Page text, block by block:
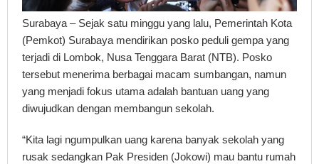
Surabaya – Sejak satu minggu yang lalu, Pemerintah Kota
(Pemkot) Surabaya mendirikan posko peduli gempa yang
terjadi di Lombok, Nusa Tenggara Barat (NTB). Posko
tersebut menerima berbagai macam sumbangan, namun
yang menjadi fokus utama adalah bantuan uang yang
diwujudkan dengan membangun sekolah.
“Kita lagi ngumpulkan uang karena banyak sekolah yang
rusak sedangkan Pak Presiden (Jokowi) mau bantu rumah